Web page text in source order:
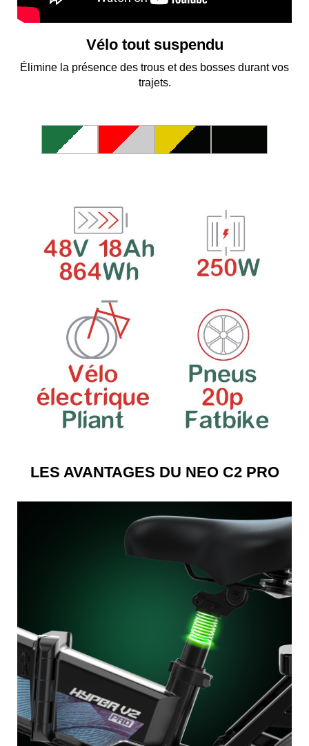
Vélo tout suspendu
Élimine la présence des trous et des bosses durant vos
trajets.
LES AVANTAGES DU NEO C2 PRO